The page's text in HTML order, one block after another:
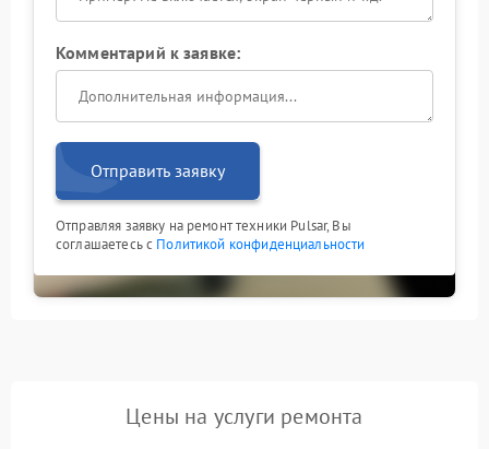
Комментарий к заявке:
Отправить заявку
Отправляя заявку на ремонт техники Pulsar, Вы
соглашаетесь с Политикой конфиденциальности
Цены на услуги ремонта